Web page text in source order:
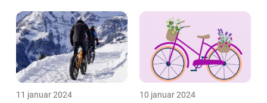
11 januar 2024 10 januar 2024